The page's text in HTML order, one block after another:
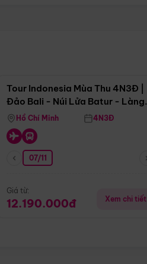
Tour Indonesia Mùa Thu 4N3Đ |
Đảo Bali - Núi Lửa Batur - Làng
Penglipuran
Hồ Chí Minh 4N3Đ
07/11
Giá từ:
12.190.000đ Xem chi tiết